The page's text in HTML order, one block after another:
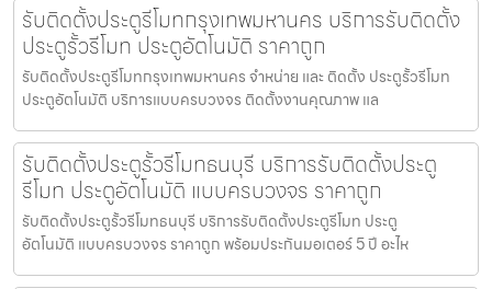
รับติดตั้งประตูรีโมทกรุงเทพมหานคร บริการรับติดตั้ง
ประตูรั้วรีโมท ประตูอัตโนมัติ ราคาถูก
รับติดตั้งประตูรีโมทกรุงเทพมหานคร จำหน่าย และ ติดตั้ง ประตูรั้วรีโมท
ประตูอัตโนมัติ บริการแบบครบวงจร ติดตั้งงานคุณภาพ แล
รับติดตั้งประตูรั้วรีโมทธนบุรี บริการรับติดตั้งประตู
รีโมท ประตูอัตโนมัติ แบบครบวงจร ราคาถูก
รับติดตั้งประตูรั้วรีโมทธนบุรี บริการรับติดตั้งประตูรีโมท ประตู
อัตโนมัติ แบบครบวงจร ราคาถูก พร้อมประกันมอเตอร์ 5 ปี อะไห